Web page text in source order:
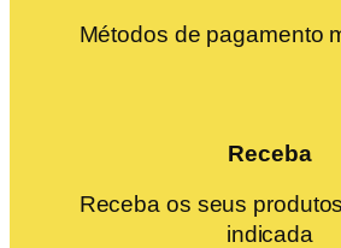
Métodos de pagamento
Receba
Receba os seus
indicada